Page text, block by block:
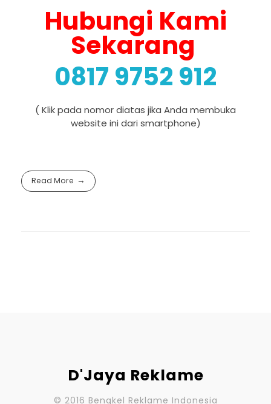
Hubungi Kami
Sekarang
0817 9752 912
( Klik pada nomor diatas jika Anda membuka
website ini dari smartphone)
Read More
D'Jaya Reklame
© 2016 Bengkel Reklame Indonesia